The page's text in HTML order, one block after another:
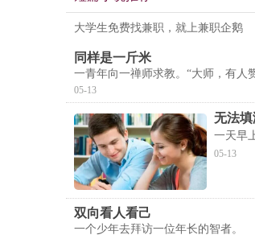
大学生免费找兼职，就上兼职企鹅
同样是一斤米
一青年向一禅师求教。“大师，有人
05-13
无法
一天早
05-13
双向看人看己
一个少年去拜访一位年长的智者。